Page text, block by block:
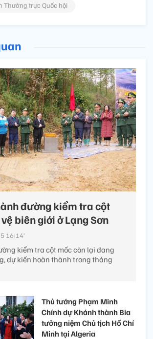
Thường trực Quốc hội
đường kiểm tra cột
biên giới ở Lạng Sơn
16:14’
kiểm tra cột mốc còn lại đang
dự kiến hoàn thành trong tháng
Thủ tướng Phạm Minh
Chính dự Khánh thành Bia
tưởng niệm Chủ tịch Hồ Chí
Minh tại Algeria